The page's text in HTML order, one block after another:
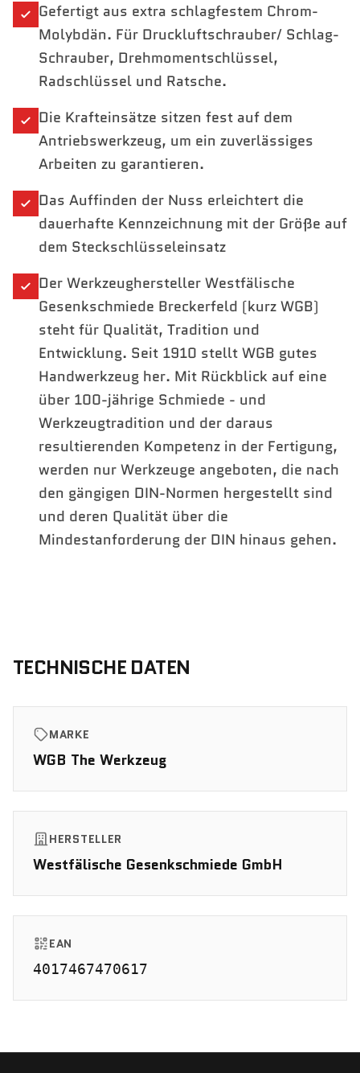
Gefertigt aus extra schlagfestem Chrom-
Molybdän. Für Druckluftschrauber/ Schlag-
Schrauber, Drehmomentschlüssel,
Radschlüssel und Ratsche.
Die Krafteinsätze sitzen fest auf dem
Antriebswerkzeug, um ein zuverlässiges
Arbeiten zu garantieren.
Das Auffinden der Nuss erleichtert die
dauerhafte Kennzeichnung mit der Größe auf
dem Steckschlüsseleinsatz
Der Werkzeughersteller Westfälische
Gesenkschmiede Breckerfeld (kurz WGB)
steht für Qualität, Tradition und
Entwicklung. Seit 1910 stellt WGB gutes
Handwerkzeug her. Mit Rückblick auf eine
über 100-jährige Schmiede - und
Werkzeugtradition und der daraus
resultierenden Kompetenz in der Fertigung,
werden nur Werkzeuge angeboten, die nach
den gängigen DIN-Normen hergestellt sind
und deren Qualität über die
Mindestanforderung der DIN hinaus gehen.
TECHNISCHE DATEN
MARKE
WGB The Werkzeug
HERSTELLER
Westfälische Gesenkschmiede GmbH
EAN
4017467470617